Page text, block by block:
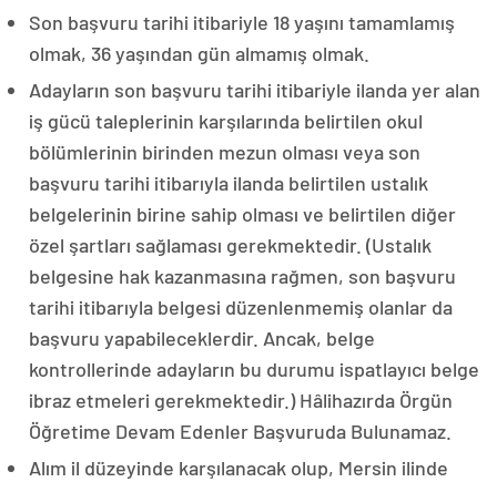
Son başvuru tarihi itibariyle 18 yaşını tamamlamış
olmak, 36 yaşından gün almamış olmak.
Adayların son başvuru tarihi itibariyle ilanda yer alan
iş gücü taleplerinin karşılarında belirtilen okul
bölümlerinin birinden mezun olması veya son
başvuru tarihi itibarıyla ilanda belirtilen ustalık
belgelerinin birine sahip olması ve belirtilen diğer
özel şartları sağlaması gerekmektedir. (Ustalık
belgesine hak kazanmasına rağmen, son başvuru
tarihi itibarıyla belgesi düzenlenmemiş olanlar da
başvuru yapabileceklerdir. Ancak, belge
kontrollerinde adayların bu durumu ispatlayıcı belge
ibraz etmeleri gerekmektedir.) Hâlihazırda Örgün
Öğretime Devam Edenler Başvuruda Bulunamaz.
Alım il düzeyinde karşılanacak olup, Mersin ilinde